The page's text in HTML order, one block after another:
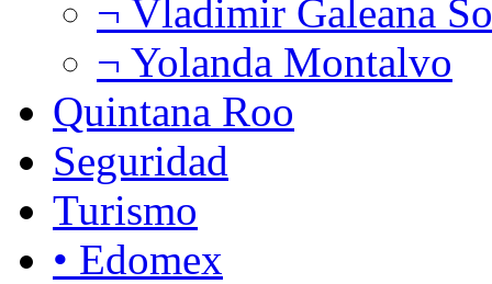
¬ Vladimir Galeana
¬ Yolanda Montalvo
Quintana Roo
Seguridad
Turismo
• Edomex